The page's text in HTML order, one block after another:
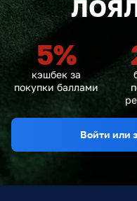
5%
кэшбек за
покупки баллами
Войти или